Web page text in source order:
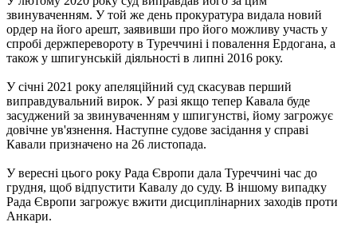
звинуваченням. У той же день прокуратура видала новий
ордер на його арешт, заявивши про його можливу участь у
спробі держперевороту в Туреччині і повалення Ердогана, а
також у шпигунській діяльності в липні 2016 року.
У січні 2021 року апеляційний суд скасував перший
виправдувальний вирок. У разі якщо тепер Кавала буде
засуджений за звинуваченням у шпигунстві, йому загрожує
довічне ув'язнення. Наступне судове засідання у справі
Кавали призначено на 26 листопада.
У вересні цього року Рада Європи дала Туреччині час до
грудня, щоб відпустити Кавалу до суду. В іншому випадку
Рада Європи загрожує вжити дисциплінарних заходів проти
Анкари.